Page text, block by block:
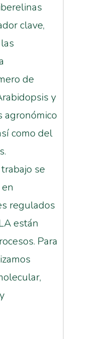
clave,
de
y
agronómico
como del
se
regulados
están
Para